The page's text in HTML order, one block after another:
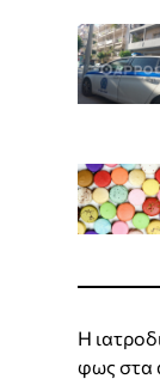
Η
φως στα